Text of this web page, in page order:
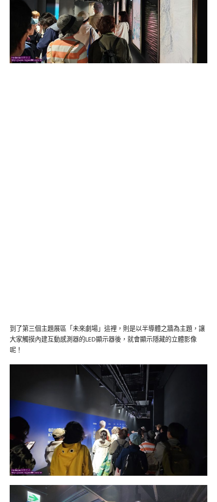
到了第三個主題展區「未來劇場」這裡，則是以半導體之牆為主題，讓
大家觸摸內建互動感測器的LED顯示器後，就會顯示隱藏的立體影像
呢！